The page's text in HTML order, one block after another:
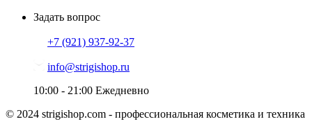
Задать вопрос
+7 (921) 937-92-37
info@strigishop.ru
10:00 - 21:00 Ежедневно
© 2024 strigishop.com - профессиональная косметика и техника